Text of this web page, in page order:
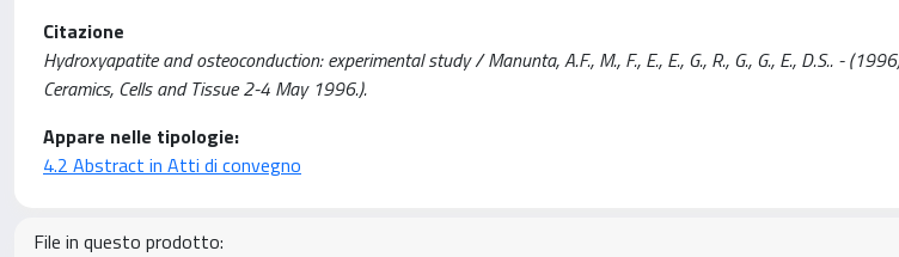
Citazione
Hydroxyapatite and osteoconduction: experimental study / Manunta, A.F., M., F., E., E., G., R., G., G., E., D.S.. -
Ceramics, Cells and Tissue 2-4 May 1996.).
Appare nelle tipologie:
4.2 Abstract in Atti di convegno
File in questo prodotto: